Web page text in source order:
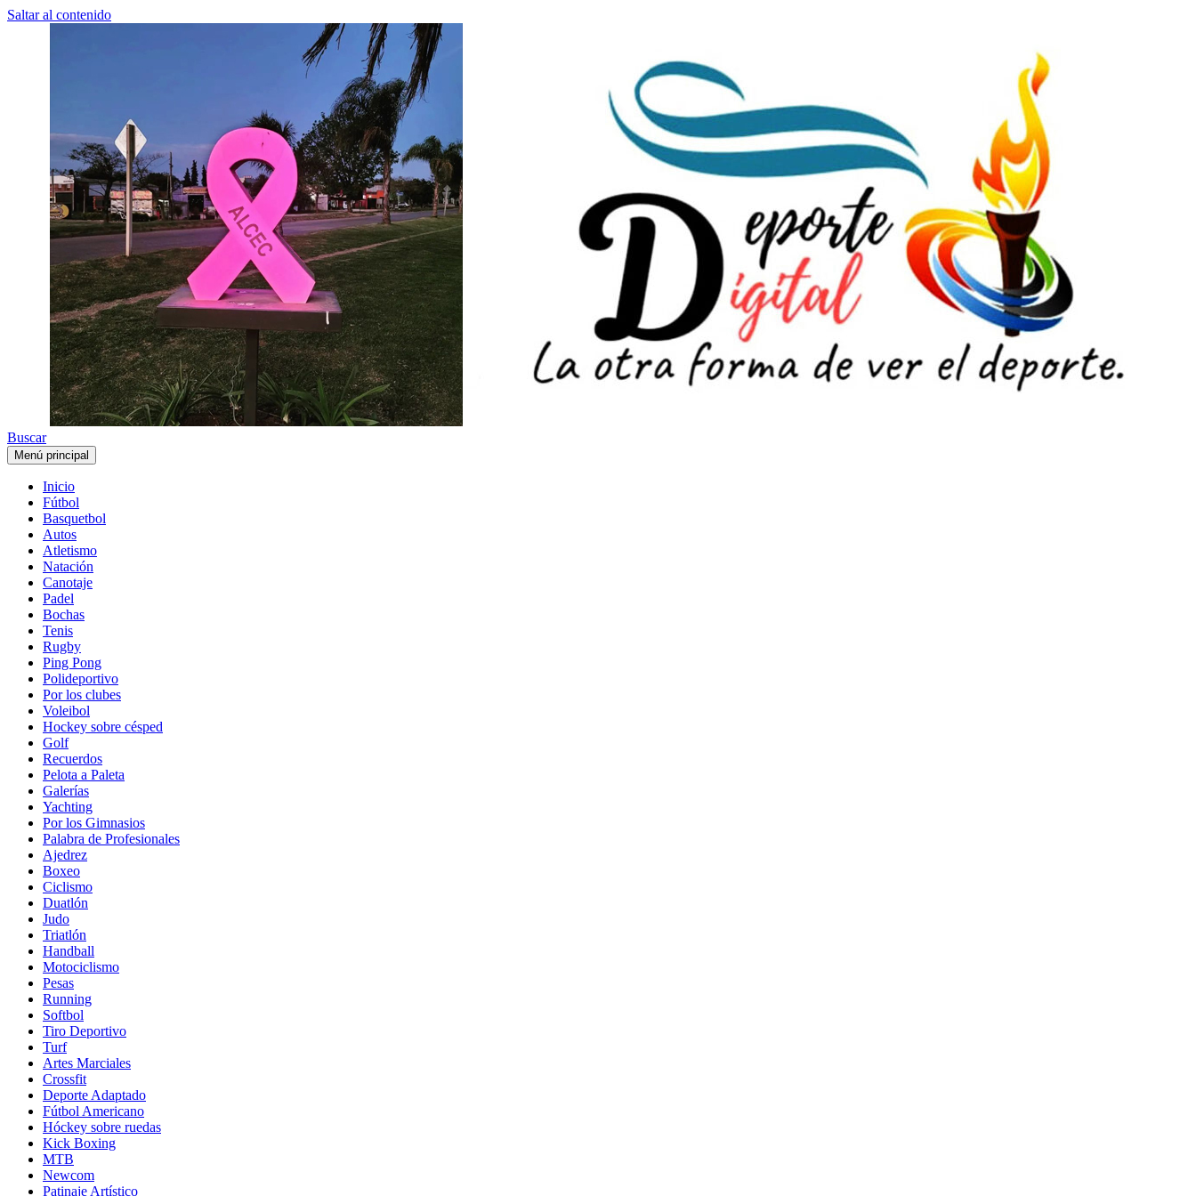
Saltar al contenido
Buscar
Menú principal
Inicio
Fútbol
Basquetbol
Autos
Atletismo
Natación
Canotaje
Padel
Bochas
Tenis
Rugby
Ping Pong
Polideportivo
Por los clubes
Voleibol
Hockey sobre césped
Golf
Recuerdos
Pelota a Paleta
Galerías
Yachting
Por los Gimnasios
Palabra de Profesionales
Ajedrez
Boxeo
Ciclismo
Duatlón
Judo
Triatlón
Handball
Motociclismo
Pesas
Running
Softbol
Tiro Deportivo
Turf
Artes Marciales
Crossfit
Deporte Adaptado
Fútbol Americano
Hóckey sobre ruedas
Kick Boxing
MTB
Newcom
Patinaje Artístico